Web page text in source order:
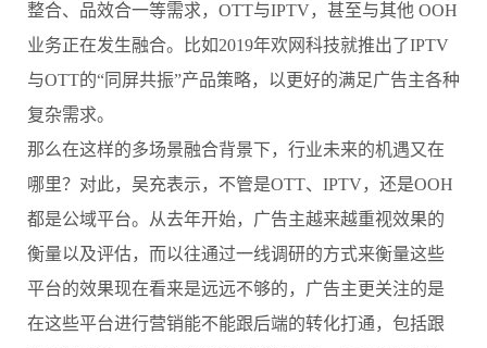
整合、品效合一等需求，OTT与IPTV，甚至与其他 OOH
业务正在发生融合。比如2019年欢网科技就推出了IPTV
与OTT的“同屏共振”产品策略，以更好的满足广告主各种
复杂需求。
那么在这样的多场景融合背景下，行业未来的机遇又在
哪里？对此，吴充表示，不管是OTT、IPTV，还是OOH
都是公域平台。从去年开始，广告主越来越重视效果的
衡量以及评估，而以往通过一线调研的方式来衡量这些
平台的效果现在看来是远远不够的，广告主更关注的是
在这些平台进行营销能不能跟后端的转化打通，包括跟